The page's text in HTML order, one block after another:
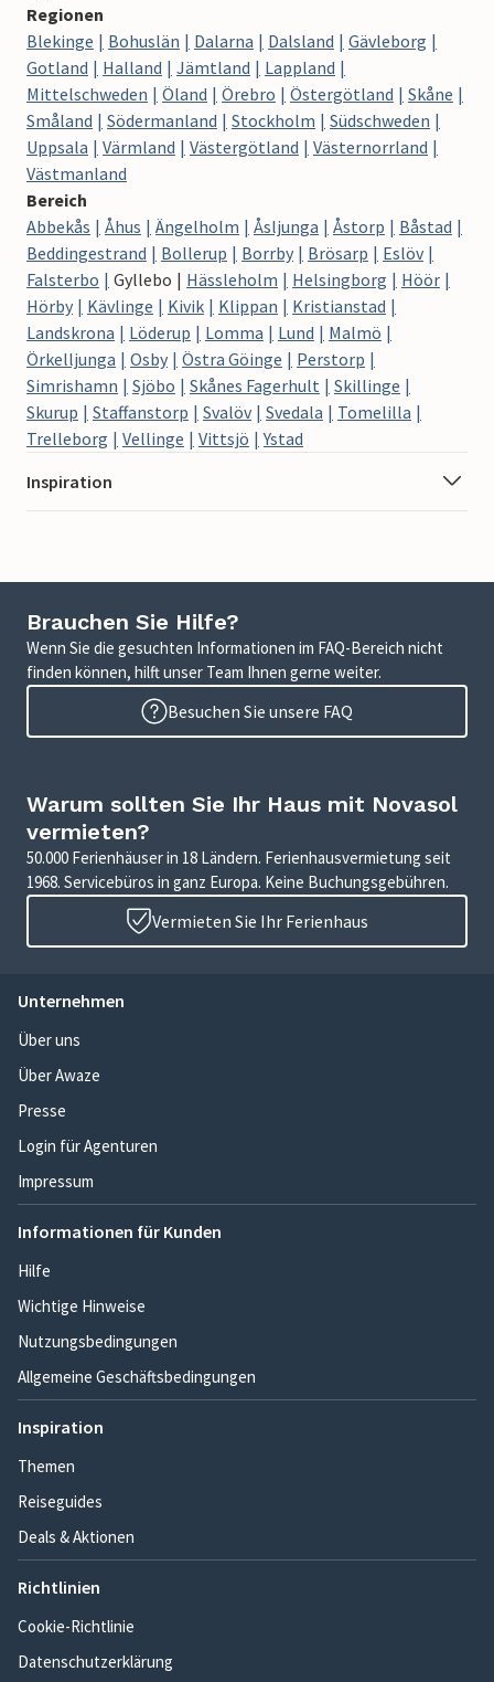
Regionen
Blekinge
Bohuslän Dalarna Dalsland
Gävleborg
Gotland
Halland Jämtland
Lappland
Mittelschweden
Öland Örebro Östergötland
Skåne
Småland
Södermanland Stockholm
Südschweden
Uppsala
Värmland Västergötland
Västernorrland
Västmanland
Bereich
Abbekås
Åhus Ängelholm Åsljunga Åstorp
Båstad
Beddingestrand
Bollerup Borrby Brösarp
Eslöv
Falsterbo
Gyllebo Hässleholm Helsingborg
Höör
Hörby
Kävlinge Kivik Klippan
Kristianstad
Landskrona
Löderup Lomma Lund
Malmö
Örkelljunga
Osby Östra Göinge
Perstorp
Simrishamn
Sjöbo Skånes Fagerhult
Skillinge
Skurup
Staffanstorp Svalöv Svedala
Tomelilla
Trelleborg
Vellinge Vittsjö
Ystad
Inspiration
Brauchen Sie Hilfe?
Wenn Sie die gesuchten Informationen im FAQ-Bereich nicht
finden können, hilft unser Team Ihnen gerne weiter.
Besuchen Sie unsere FAQ
Warum sollten Sie Ihr Haus mit Novasol
vermieten?
50.000 Ferienhäuser in 18 Ländern. Ferienhausvermietung seit
1968. Servicebüros in ganz Europa. Keine Buchungsgebühren.
Vermieten Sie Ihr Ferienhaus
Unternehmen
Über uns
Über Awaze
Presse
Login für Agenturen
Impressum
Informationen für Kunden
Hilfe
Wichtige Hinweise
Nutzungsbedingungen
Allgemeine Geschäftsbedingungen
Inspiration
Themen
Reiseguides
Deals & Aktionen
Richtlinien
Cookie-Richtlinie
Datenschutzerklärung